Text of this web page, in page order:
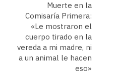
Muerte en la
Comisaría Primera:
«Le mostraron el
cuerpo tirado en la
vereda a mi madre, ni
a un animal le hacen
eso»